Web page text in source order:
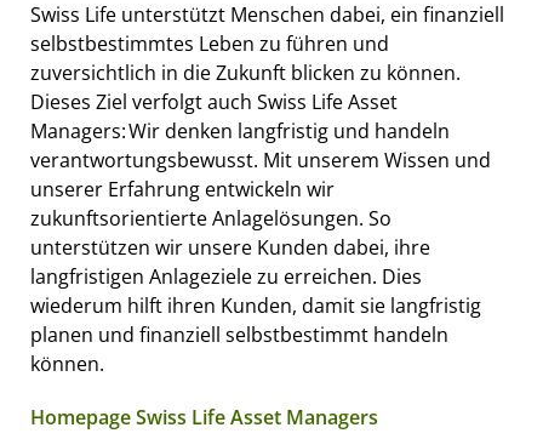
Swiss Life unterstützt Menschen dabei, ein finanziell
selbstbestimmtes Leben zu führen und
zuversichtlich in die Zukunft blicken zu können.
Dieses Ziel verfolgt auch Swiss Life Asset
Managers: Wir denken langfristig und handeln
verantwortungsbewusst. Mit unserem Wissen und
unserer Erfahrung entwickeln wir
zukunftsorientierte Anlagelösungen. So
unterstützen wir unsere Kunden dabei, ihre
langfristigen Anlageziele zu erreichen. Dies
wiederum hilft ihren Kunden, damit sie langfristig
planen und finanziell selbstbestimmt handeln
können.
Homepage Swiss Life Asset Managers